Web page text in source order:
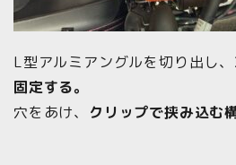
L型アルミアングルを切り出し、
固定する。
穴をあけ、 クリップで挟み込む